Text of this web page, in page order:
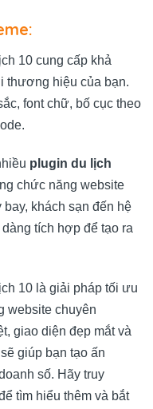
10 cung cấp khả
thương hiệu của bạn.
font chữ, bố cục theo
plugin du lịch
chức năng website
khách sạn đến hệ
tích hợp để tạo ra
10 là giải pháp tối ưu
website chuyên
giao diện đẹp mắt và
giúp bạn tạo ấn
số. Hãy truy
tìm hiểu thêm và bắt